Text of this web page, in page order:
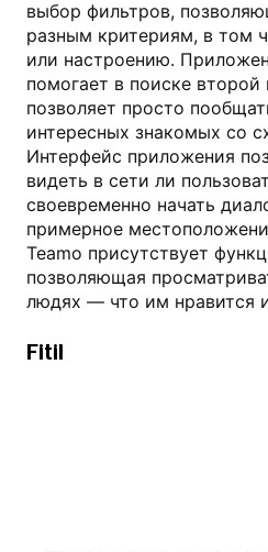
выбор фильтров,
разным критериям, в том
или настроению.
помогает в поиске второй
позволяет просто
интересных знакомых со
Интерфейс приложения
видеть в сети ли
своевременно начать
примерное
Teamo присутствует
позволяющая
людях — что им нравится
Fitil